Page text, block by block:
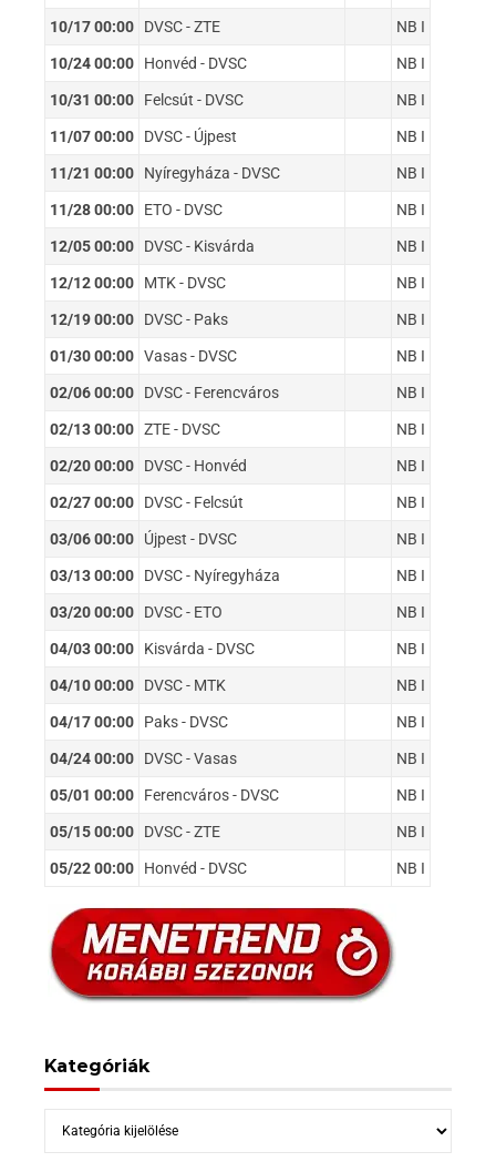
10/17 00:00 DVSC - ZTE NB I
10/24 00:00 Honvéd - DVSC NB I
10/31 00:00 Felcsút - DVSC NB I
11/07 00:00 DVSC - Újpest NB I
11/21 00:00 Nyíregyháza - DVSC NB I
11/28 00:00 ETO - DVSC NB I
12/05 00:00 DVSC - Kisvárda NB I
12/12 00:00 MTK - DVSC NB I
12/19 00:00 DVSC - Paks NB I
01/30 00:00 Vasas - DVSC NB I
02/06 00:00 DVSC - Ferencváros NB I
02/13 00:00 ZTE - DVSC NB I
02/20 00:00 DVSC - Honvéd NB I
02/27 00:00 DVSC - Felcsút NB I
03/06 00:00 Újpest - DVSC NB I
03/13 00:00 DVSC - Nyíregyháza NB I
03/20 00:00 DVSC - ETO NB I
04/03 00:00 Kisvárda - DVSC NB I
04/10 00:00 DVSC - MTK NB I
04/17 00:00 Paks - DVSC NB I
04/24 00:00 DVSC - Vasas NB I
05/01 00:00 Ferencváros - DVSC NB I
05/15 00:00 DVSC - ZTE NB I
05/22 00:00 Honvéd - DVSC NB I
Kategóriák
Kategóriák